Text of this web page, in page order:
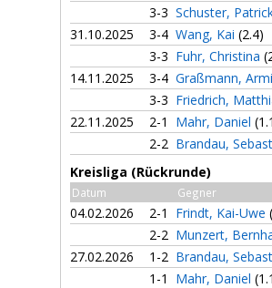
3-3 Schuster,
31.10.2025
3-4 Wang, Kai (2.4)
3-3 Fuhr, Christina
14.11.2025
3-4 Graßmann,
3-3 Friedrich,
22.11.2025
2-1 Mahr, Daniel
2-2 Brandau,
Kreisliga (Rückrunde)
Datum Gegner
04.02.2026 2-1 Frindt, Kai-Uwe
2-2 Munzert,
27.02.2026
1-2 Brandau,
1-1
Mahr, Daniel